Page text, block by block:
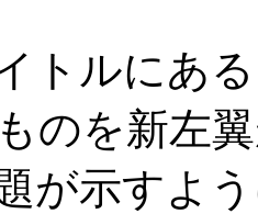
トルにあ
のを新左
が示すよ